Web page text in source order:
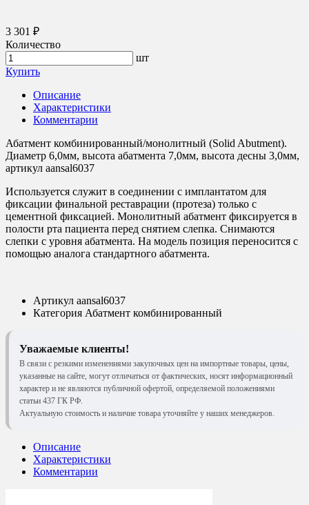
3 301 ₽
Количество
шт
Купить
Описание
Характеристики
Комментарии
Абатмент комбинированный/монолитный (Solid Abutment).
Диаметр 6,0мм, высота абатмента 7,0мм, высота десны 3,0мм,
артикул aansal6037
Используется служит в соединении с имплантатом для
фиксации финальной реставрации (протеза) только с
цементной фиксацией. Монолитный абатмент фиксируется в
полости рта пациента перед снятием слепка. Снимаются
слепки с уровня абатмента. На модель позиция переносится с
помощью аналога стандартного абатмента.
Артикул aansal6037
Категория Абатмент комбинированный
Уважаемые клиенты!
В связи с резкими изменениями закупочных цен на импортные товары, цены,
указанные на сайте, могут отличаться от фактических, носят информационный
характер и не являются публичной офертой, определяемой положениями
статьи 437 ГК РФ.
Актуальную стоимость и наличие товара уточняйте у наших менеджеров.
Описание
Характеристики
Комментарии